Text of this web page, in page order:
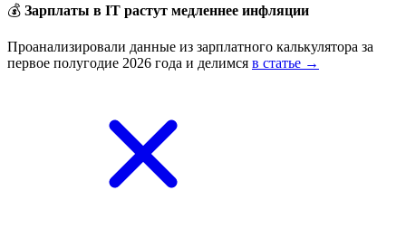
💰 Зарплаты в IT растут медленнее инфляции
Проанализировали данные из зарплатного калькулятора за
первое полугодие 2026 года и делимся в статье →